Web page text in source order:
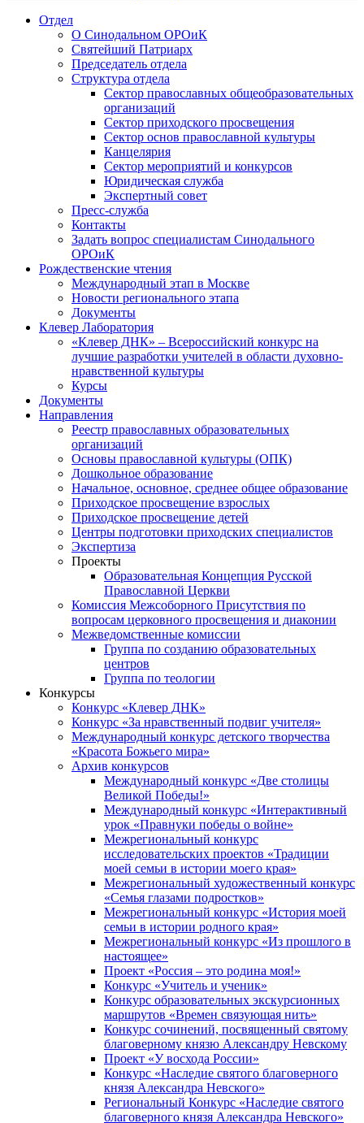
Отдел
О Синодальном ОРОиК
Святейший Патриарх
Председатель отдела
Структура отдела
Сектор православных общеобразовательных
организаций
Сектор приходского просвещения
Сектор основ православной культуры
Канцелярия
Сектор мероприятий и конкурсов
Юридическая служба
Экспертный совет
Пресс-служба
Контакты
Задать вопрос специалистам Синодального
ОРОиК
Рождественские чтения
Международный этап в Москве
Новости регионального этапа
Документы
Клевер Лаборатория
«Клевер ДНК» – Всероссийский конкурс на
лучшие разработки учителей в области духовно-
нравственной культуры
Курсы
Документы
Направления
Реестр православных образовательных
организаций
Основы православной культуры (ОПК)
Дошкольное образование
Начальное, основное, среднее общее образование
Приходское просвещение взрослых
Приходское просвещение детей
Центры подготовки приходских специалистов
Экспертиза
Проекты
Образовательная Концепция Русской
Православной Церкви
Комиссия Межсоборного Присутствия по
вопросам церковного просвещения и диаконии
Межведомственные комиссии
Группа по созданию образовательных
центров
Группа по теологии
Конкурсы
Конкурс «Клевер ДНК»
Конкурс «За нравственный подвиг учителя»
Международный конкурс детского творчества
«Красота Божьего мира»
Архив конкурсов
Международный конкурс «Две столицы
Великой Победы!»
Международный конкурс «Интерактивный
урок «Правнуки победы о войне»
Межрегиональный конкурс
исследовательских проектов «Традиции
моей семьи в истории моего края»
Межрегиональный художественный конкурс
«Семья глазами подростков»
Межрегиональный конкурс «История моей
семьи в истории родного края»
Межрегиональный конкурс «Из прошлого в
настоящее»
Проект «Россия – это родина моя!»
Конкурс «Учитель и ученик»
Конкурс образовательных экскурсионных
маршрутов «Времен связующая нить»
Конкурс сочинений, посвященный святому
благоверному князю Александру Невскому
Проект «У восхода России»
Конкурс «Наследие святого благоверного
князя Александра Невского»
Региональный Конкурс «Наследие святого
благоверного князя Александра Невского»